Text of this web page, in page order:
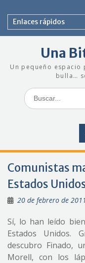
contenido
Enlaces rápidos
Una
Un pequeño espacio
bulla…
Buscar:
Comunistas
Estados
20 de febrero de 2011
Sí, lo han leído
Estados Unidos.
descubro Finado,
Morell, con los